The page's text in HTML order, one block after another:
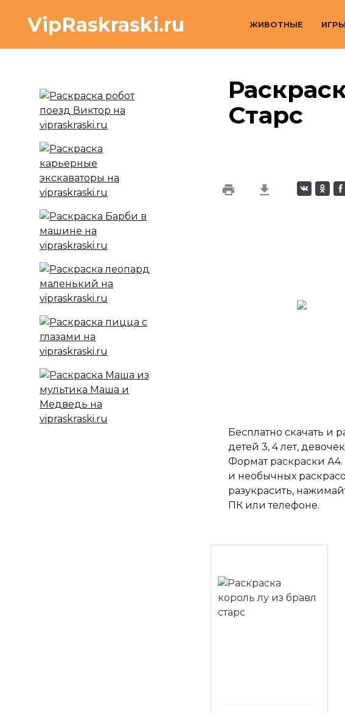
содержанию
VipRaskraski.ru ЖИВОТНЫЕ ИГРЫ
Старс
Бесплатно скачать и
детей 3, 4 лет,
Формат раскраски
и необычных
разукрасить,
ПК или телефоне.